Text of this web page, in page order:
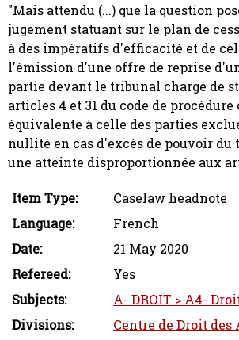
"Mais attendu (...) que la question
jugement statuant sur le plan de
à des impératifs d'efficacité et de
l'émission d'une offre de reprise
partie devant le tribunal chargé de
articles 4 et 31 du code de
équivalente à celle des parties
nullité en cas d'excès de pouvoir du
une atteinte disproportionnée aux
Item Type:
Caselaw headnote
Language:
French
Date:
21 May 2020
Refereed:
Yes
Subjects:
A- DROIT > A4-
Divisions:
Centre de Droit